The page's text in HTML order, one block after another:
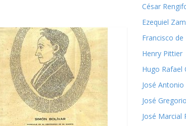
César
Ezequiel
Francisco de
Henry Pittier
Hugo Rafael
José
José
José Marcial